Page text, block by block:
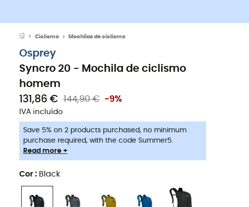
Ciclismo Mochilas de ciclismo
Osprey
Syncro 20 - Mochila de ciclismo
homem
131,86 €
144,90 € -9%
IVA incluído
Save 5% on 2 products purchased, no minimum
purchase required, with the code Summer5.
Read more +
Cor : Black